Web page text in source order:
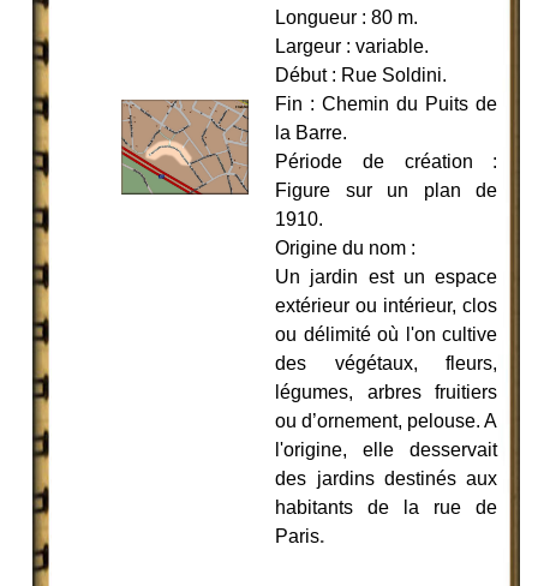
Longueur : 80 m.
Largeur : variable.
Début : Rue Soldini.
Fin : Chemin du Puits de
la Barre.
Période de création :
Figure sur un plan de
1910.
Origine du nom :
Un jardin est un espace
extérieur ou intérieur, clos
ou délimité où l'on cultive
des végétaux, fleurs,
légumes, arbres fruitiers
ou d’ornement, pelouse. A
l'origine, elle desservait
des jardins destinés aux
habitants de la rue de
Paris.